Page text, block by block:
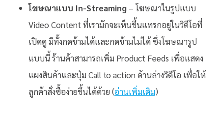
โฆษณาแบบ In-Streaming – โฆษณาในรูปแบบ
Video Content ที่เรามักจะเห็นขึ้นแทรกอยู่ในวิดีโอที่
เปิดดู มีทั้งกดข้ามได้และกดข้ามไม่ได้ ซึ่งโฆษณารูป
แบบนี้ ร้านค้าสามารถเพิ่ม Product Feeds เพื่อแสดง
แผงสินค้าและปุ่ม Call to action ด้านล่างวิดีโอ เพื่อให้
ลูกค้าสั่งซื้อง่ายขึ้นได้ด้วย (อ่านเพิ่มเติม)